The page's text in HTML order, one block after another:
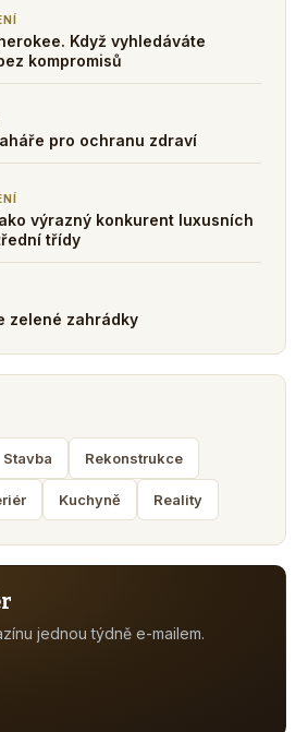
Když vyhledáváte
kompromisů
pro ochranu zdraví
výrazný konkurent luxusních
třídy
zelené zahrádky
Stavba Rekonstrukce
Kuchyně Reality
jednou týdně e-mailem.